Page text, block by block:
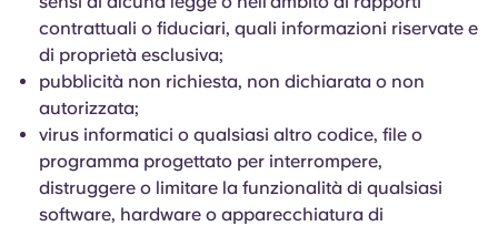
contrattuali o fiduciari, quali informazioni riservate e
di proprietà esclusiva;
pubblicità non richiesta, non dichiarata o non
autorizzata;
virus informatici o qualsiasi altro codice, file o
programma progettato per interrompere,
distruggere o limitare la funzionalità di qualsiasi
software, hardware o apparecchiatura di